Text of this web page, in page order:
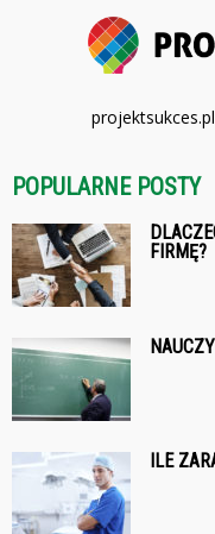
POPULARNE POSTY
FIRMĘ?
ILE